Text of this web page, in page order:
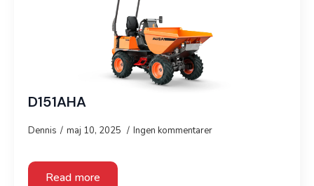
D151AHA
Dennis maj 10, 2025 Ingen kommentarer
Read more